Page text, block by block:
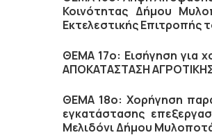
Κοινότητας Δήμου
Εκτελεστικής
ΘΕΜΑ 17ο: Εισήγηση για
ΑΠΟΚΑΤΑΣΤΑΣΗ
ΘΕΜΑ 18ο: Χορήγηση
εγκατάστασης
Μελιδόνι Δήμου